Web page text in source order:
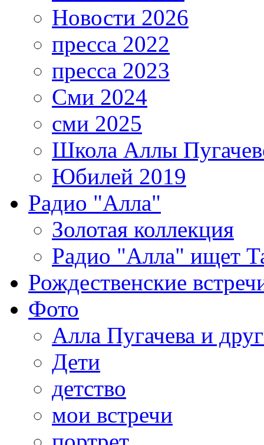
Новости 2026
пресса 2022
пресса 2023
Сми 2024
сми 2025
Школа Аллы
Юбилей 2019
Радио "Алла"
Золотая коллекция
Радио "Алла" ищет
Рождественские
Фото
Алла Пугачева и
Дети
детство
мои встречи